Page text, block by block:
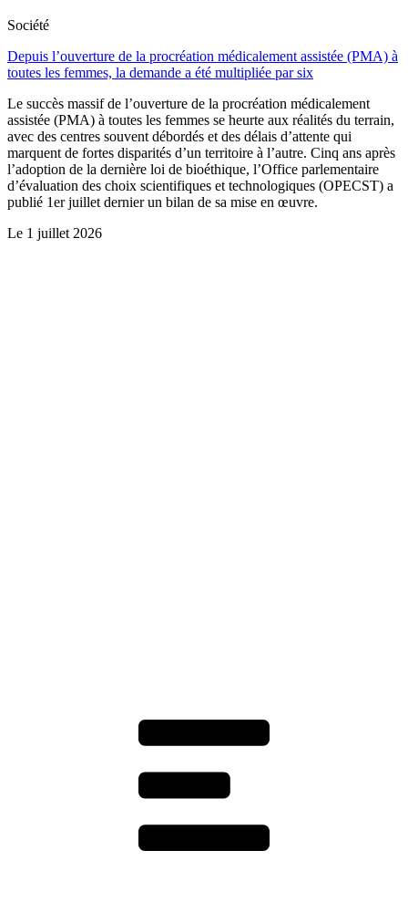
Société
Depuis l’ouverture de la procréation médicalement assistée (PMA) à
toutes les femmes, la demande a été multipliée par six
Le succès massif de l’ouverture de la procréation médicalement
assistée (PMA) à toutes les femmes se heurte aux réalités du terrain,
avec des centres souvent débordés et des délais d’attente qui
marquent de fortes disparités d’un territoire à l’autre. Cinq ans après
l’adoption de la dernière loi de bioéthique, l’Office parlementaire
d’évaluation des choix scientifiques et technologiques (OPECST) a
publié 1er juillet dernier un bilan de sa mise en œuvre.
Le 1 juillet 2026